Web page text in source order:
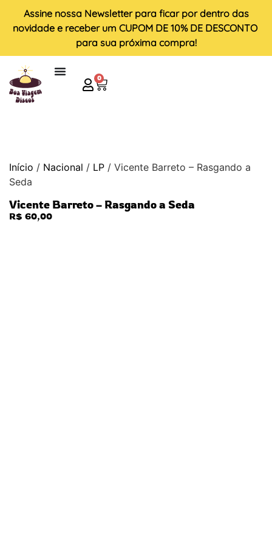
Assine nossa Newsletter para ficar por dentro das
novidade e receber um CUPOM DE 10% DE DESCONTO
para sua próxima compra!
0
Início / Nacional / LP / Vicente Barreto – Rasgando a
Seda
Vicente Barreto – Rasgando a Seda
R$ 60,00